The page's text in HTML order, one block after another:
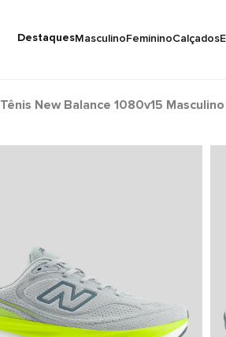
DestaquesMasculinoFemininoCalçados
Tênis New Balance 1080v15 Masculino